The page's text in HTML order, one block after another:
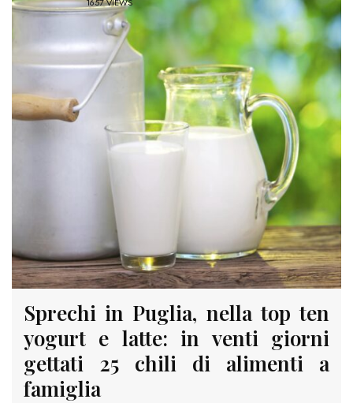
Sprechi in Puglia, nella top ten
yogurt e latte: in venti giorni
gettati 25 chili di alimenti a
famiglia